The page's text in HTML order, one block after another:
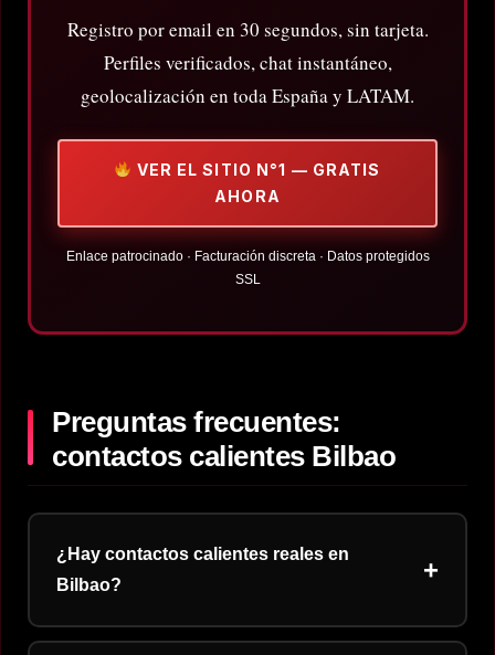
Registro por email en 30 segundos, sin tarjeta.
Perfiles verificados, chat instantáneo,
geolocalización en toda España y LATAM.
VER EL SITIO N°1 — GRATIS
AHORA
Enlace patrocinado · Facturación discreta · Datos protegidos
SSL
Preguntas frecuentes:
contactos calientes Bilbao
¿Hay contactos calientes reales en
Bilbao?
+
Sí. Bilbao tiene una comunidad activa. Las